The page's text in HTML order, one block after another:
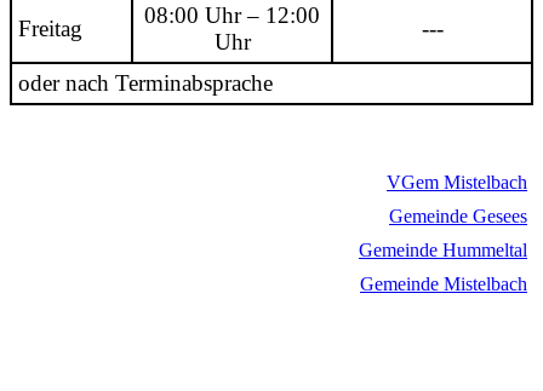
Freitag
08:00 Uhr – 12:00
Uhr
---
oder nach Terminabsprache
VGem Mistelbach
Gemeinde Gesees
Gemeinde Hummeltal
Gemeinde Mistelbach